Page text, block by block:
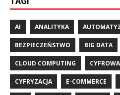
AI ANALITYKA
BEZPIECZEŃSTWO BIG DATA
CLOUD COMPUTING
CYFRYZACJA E-COMMERCE